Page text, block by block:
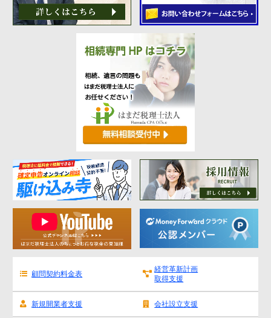
顧問契約料金表
経営革新計画
取得支援
新規開業者支援 会社設立支援